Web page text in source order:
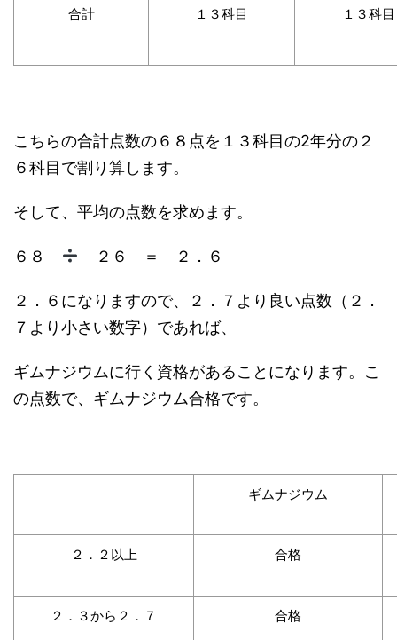
合計 １３科目 １３科目
こちらの合計点数の６８点を１３科目の2年分の２
６科目で割り算します。
そして、平均の点数を求めます。
６８ ２６ ＝ ２．６
２．６になりますので、２．７より良い点数（２．
７より小さい数字）であれば、
ギムナジウムに行く資格があることになります。こ
の点数で、ギムナジウム合格です。
ギムナジウム
２．２以上 合格
２．３から２．７ 合格